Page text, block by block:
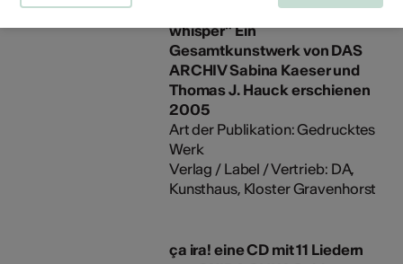
Ausstellungskatalog "red
whisper" Ein
Gesamtkunstwerk von DAS
ARCHIV Sabina Kaeser und
Thomas J. Hauck erschienen
2005
Art der Publikation: Gedrucktes
Werk
Verlag / Label / Vertrieb: DA,
Kunsthaus, Kloster Gravenhorst
ça ira! eine CD mit 11 Liedern